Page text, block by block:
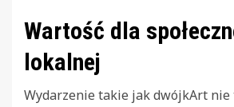
Wartość dla
lokalnej
Wydarzenie takie jak dwójkArt